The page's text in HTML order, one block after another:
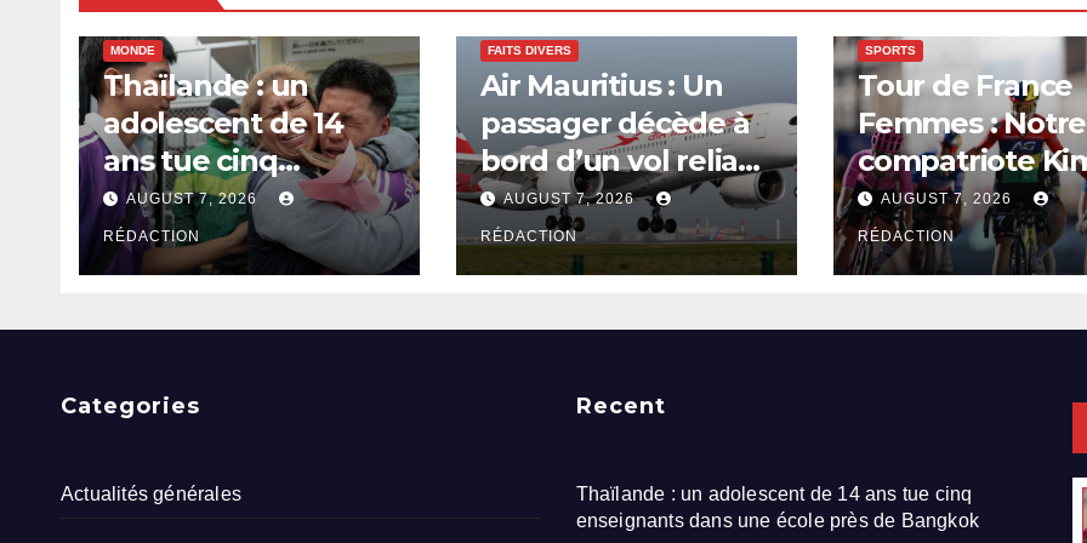
MONDE
Thaïlande : un
adolescent de 14
ans tue cinq
enseignants dans
une école près de
Bangkok
AUGUST 7, 2026
RÉDACTION
FAITS DIVERS
Air Mauritius : Un
passager décède à
bord d’un vol reliant
Delhi à Maurice
AUGUST 7, 2026
RÉDACTION
SPORTS
Tour de France
Femmes : Notre
compatriote
Court s’offre
deuxième
d’étape
AUGUST 7, 2026
RÉDACTION
Categories
Actualités générales
Recent
Thaïlande : un adolescent de 14 ans tue cinq
enseignants dans une école près de Bangkok